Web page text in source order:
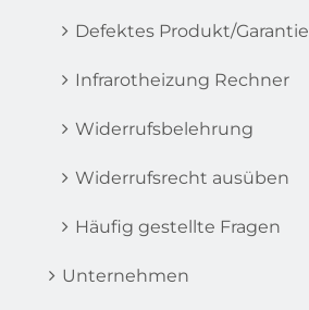
Defektes Produkt/Garantie
Infrarotheizung Rechner
Widerrufsbelehrung
Widerrufsrecht ausüben
Häufig gestellte Fragen
Unternehmen